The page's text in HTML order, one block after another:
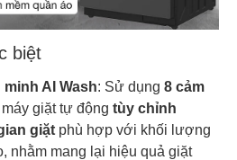
biệt
AI Wash: Sử dụng 8 cảm
giặt tự động tùy chỉnh
giặt phù hợp với khối lượng
nhằm mang lại hiệu quả giặt